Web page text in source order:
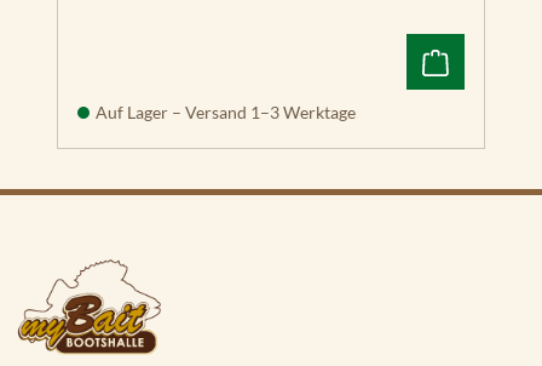
Auf Lager – Versand 1–3 Werktage